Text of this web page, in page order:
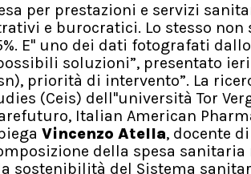
per prestazioni e servizi
e burocratici. Lo stesso
E'' uno dei dati fotografati
soluzioni”, presentato ieri
priorità di intervento”. La
(Ceis) dell''università Tor
Italian American
Vincenzo Atella, docente
della spesa sanitaria
sostenibilità del Sistema